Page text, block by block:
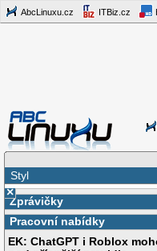
AbcLinuxu.cz ITBiz.cz
Styl
×
Zprávičky
Pracovní nabídky
EK: ChatGPT i Roblox